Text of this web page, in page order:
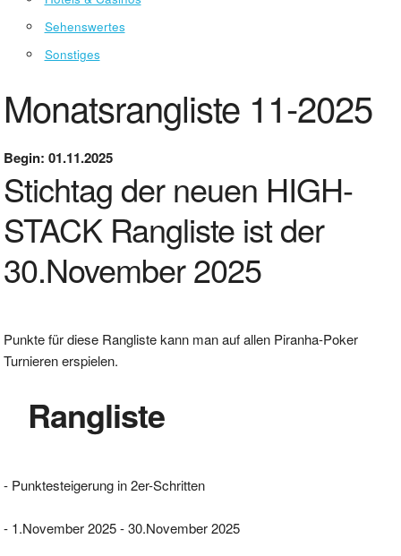
Sehenswertes
Sonstiges
Monatsrangliste 11-2025
Begin: 01.11.2025
Stichtag der neuen HIGH-
STACK Rangliste ist der
30.November 2025
Punkte für diese Rangliste kann man auf allen Piranha-Poker
Turnieren erspielen.
Rangliste
- Punktesteigerung in 2er-Schritten
- 1.November 2025 - 30.November 2025